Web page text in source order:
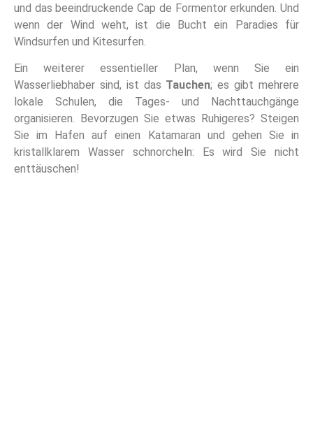
und das beeindruckende Cap de Formentor erkunden. Und
wenn der Wind weht, ist die Bucht ein Paradies für
Windsurfen und Kitesurfen.
Ein weiterer essentieller Plan, wenn Sie ein
Wasserliebhaber sind, ist das Tauchen; es gibt mehrere
lokale Schulen, die Tages- und Nachttauchgänge
organisieren. Bevorzugen Sie etwas Ruhigeres? Steigen
Sie im Hafen auf einen Katamaran und gehen Sie in
kristallklarem Wasser schnorcheln: Es wird Sie nicht
enttäuschen!